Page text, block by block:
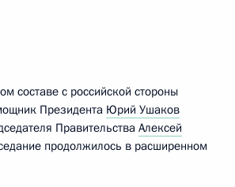
составе с российской стороны
Президента Юрий Ушаков
Правительства Алексей
продолжилось в расширенном